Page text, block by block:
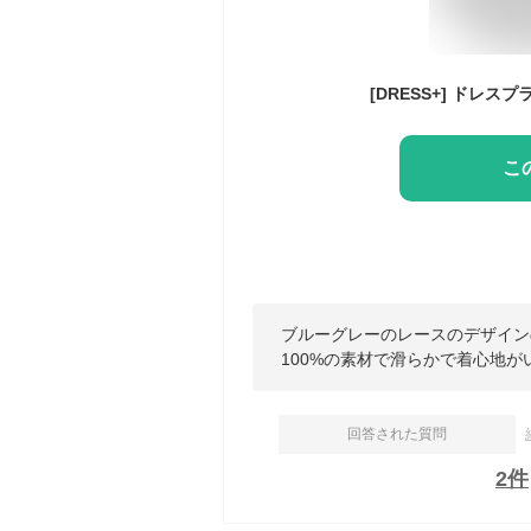
こ
ブルーグレーのレースのデザイ
100%の素材で滑らかで着心地が
回答された質問
2件